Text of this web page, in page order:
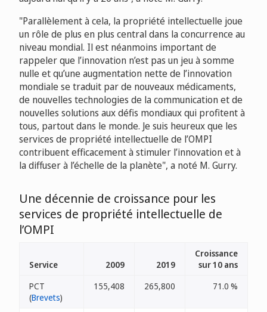
"Parallèlement à cela, la propriété intellectuelle joue
un rôle de plus en plus central dans la concurrence au
niveau mondial. Il est néanmoins important de
rappeler que l’innovation n’est pas un jeu à somme
nulle et qu’une augmentation nette de l’innovation
mondiale se traduit par de nouveaux médicaments,
de nouvelles technologies de la communication et de
nouvelles solutions aux défis mondiaux qui profitent à
tous, partout dans le monde. Je suis heureux que les
services de propriété intellectuelle de l’OMPI
contribuent efficacement à stimuler l’innovation et à
la diffuser à l’échelle de la planète", a noté M. Gurry.
Une décennie de croissance pour les
services de propriété intellectuelle de
l’OMPI
Service 2009 2019
Croissance
sur 10 ans
PCT
(Brevets)
155,408 265,800 71.0 %